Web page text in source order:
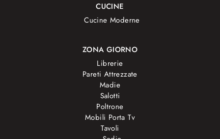
CUCINE
Cucine Moderne
ZONA GIORNO
Librerie
Pareti Attrezzate
Madie
Salotti
Poltrone
Mobili Porta Tv
Tavoli